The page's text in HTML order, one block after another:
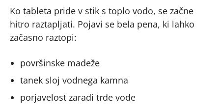
Ko tableta pride v stik s toplo vodo, se začne
hitro raztapljati. Pojavi se bela pena, ki lahko
začasno raztopi:
površinske madeže
tanek sloj vodnega kamna
porjavelost zaradi trde vode